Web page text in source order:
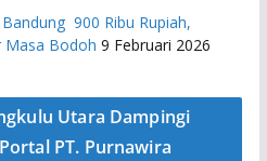
900 Ribu Rupiah,
Masa Bodoh 9 Februari 2026
Utara Dampingi
PT. Purnawira